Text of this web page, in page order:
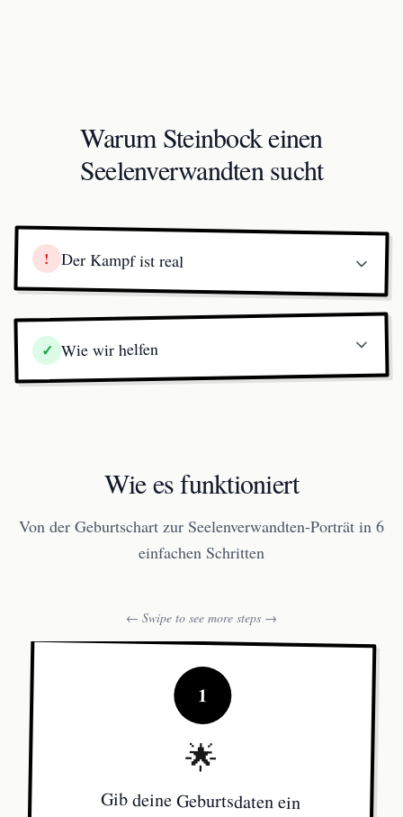
Warum Steinbock einen
Seelenverwandten sucht
! Der Kampf ist real
✓ Wie wir helfen
Wie es funktioniert
Von der Geburtschart zur Seelenverwandten-Porträt in 6
einfachen Schritten
← Swipe to see more steps →
1
🌟
Gib deine Geburtsdaten ein